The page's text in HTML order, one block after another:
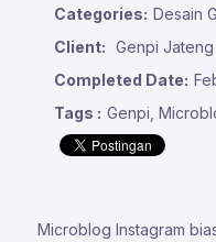
Categories: Desain
Client: Genpi Jateng
Completed Date:
Tags : Genpi,
Microblog Instagram